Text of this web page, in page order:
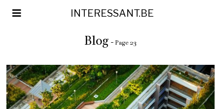
INTERESSANT.BE
Blog - Page 23